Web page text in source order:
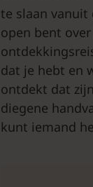
te slaan vanuit
open bent
dat je hebt en
ontdekt dat
diegene
kunt iemand